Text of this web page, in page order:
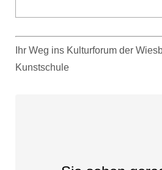
Ihr Weg ins Kulturforum der
Kunstschule